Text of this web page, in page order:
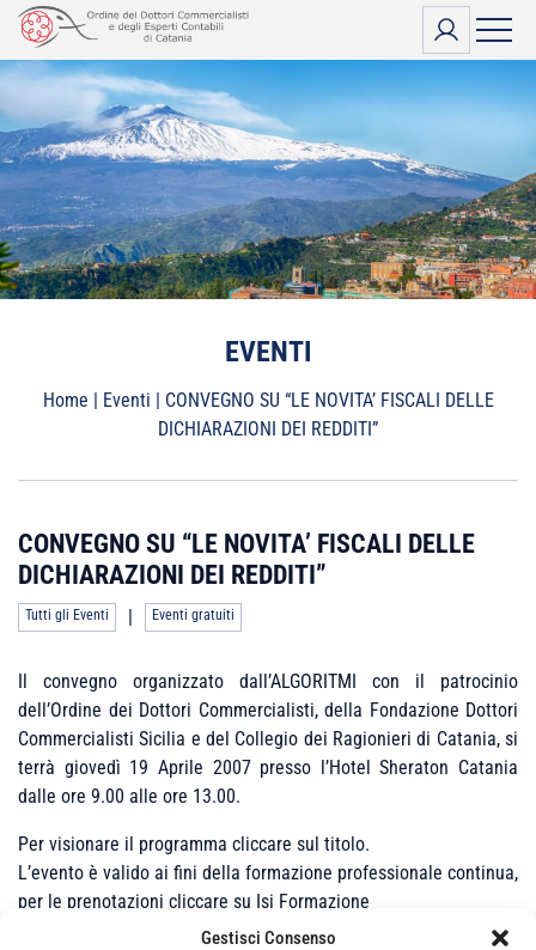
Gestisci Consenso
Vai
contenuto
EVENTI
Home | Eventi | CONVEGNO SU “LE NOVITA’ FISCALI DELLE
DICHIARAZIONI DEI REDDITI”
CONVEGNO SU “LE NOVITA’ FISCALI DELLE
DICHIARAZIONI DEI REDDITI”
Tutti gli Eventi | Eventi gratuiti
Il convegno organizzato dall’ALGORITMI con il patrocinio
dell’Ordine dei Dottori Commercialisti, della Fondazione Dottori
Commercialisti Sicilia e del Collegio dei Ragionieri di Catania, si
terrà giovedì 19 Aprile 2007 presso l’Hotel Sheraton Catania
dalle ore 9.00 alle ore 13.00.
Per visionare il programma cliccare sul titolo.
L’evento è valido ai fini della formazione professionale continua,
per le prenotazioni cliccare su Isi Formazione